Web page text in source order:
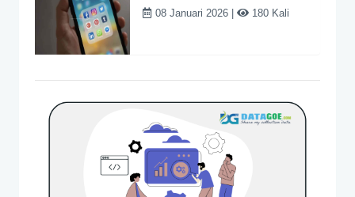
08 Januari 2026 | 180 Kali